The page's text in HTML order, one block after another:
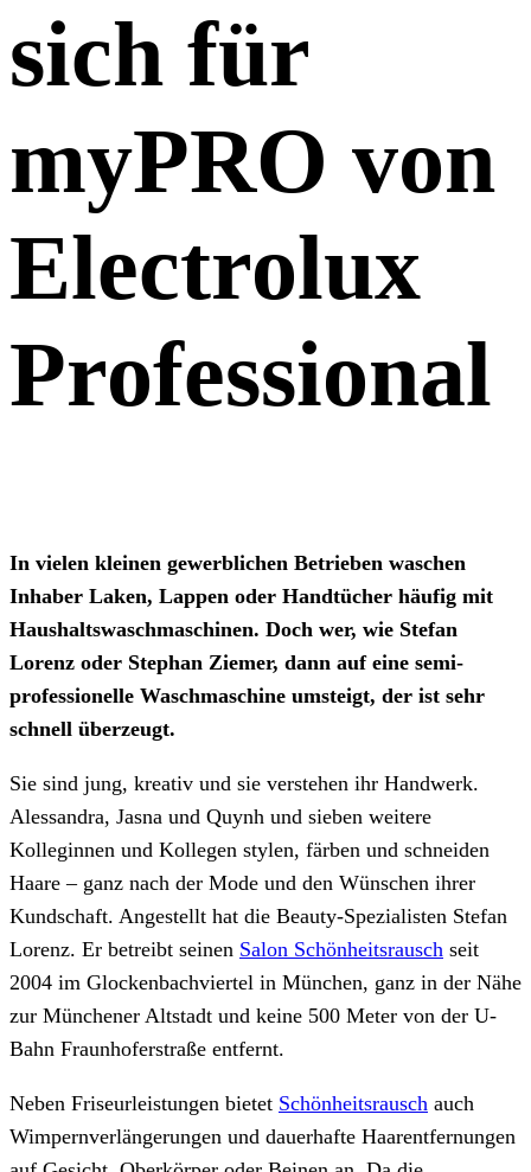
sich für
myPRO von
Electrolux
Professional
In vielen kleinen gewerblichen Betrieben waschen
Inhaber Laken, Lappen oder Handtücher häufig mit
Haushaltswaschmaschinen. Doch wer, wie Stefan
Lorenz oder Stephan Ziemer, dann auf eine semi-
professionelle Waschmaschine umsteigt, der ist sehr
schnell überzeugt.
Sie sind jung, kreativ und sie verstehen ihr Handwerk.
Alessandra, Jasna und Quynh und sieben weitere
Kolleginnen und Kollegen stylen, färben und schneiden
Haare – ganz nach der Mode und den Wünschen ihrer
Kundschaft. Angestellt hat die Beauty-Spezialisten Stefan
Lorenz. Er betreibt seinen Salon Schönheitsrausch seit
2004 im Glockenbachviertel in München, ganz in der Nähe
zur Münchener Altstadt und keine 500 Meter von der U-
Bahn Fraunhoferstraße entfernt.
Neben Friseurleistungen bietet Schönheitsrausch auch
Wimpernverlängerungen und dauerhafte Haarentfernungen